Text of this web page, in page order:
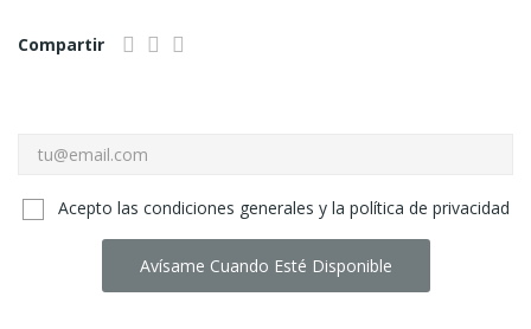
Compartir
Acepto las condiciones generales y la política de privacidad
Avísame Cuando Esté Disponible